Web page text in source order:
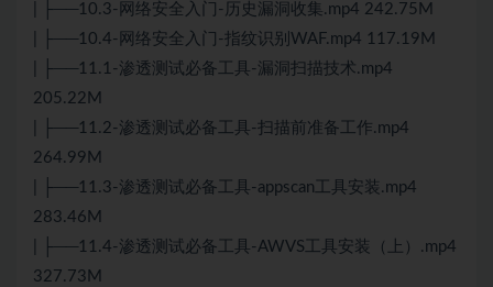
| ├──10.3-网络安全入门-历史漏洞收集.mp4 242.75M
| ├──10.4-网络安全入门-指纹识别WAF.mp4 117.19M
| ├──11.1-渗透测试必备工具-漏洞扫描技术.mp4
205.22M
| ├──11.2-渗透测试必备工具-扫描前准备工作.mp4
264.99M
| ├──11.3-渗透测试必备工具-appscan工具安装.mp4
283.46M
| ├──11.4-渗透测试必备工具-AWVS工具安装（上）.mp4
327.73M